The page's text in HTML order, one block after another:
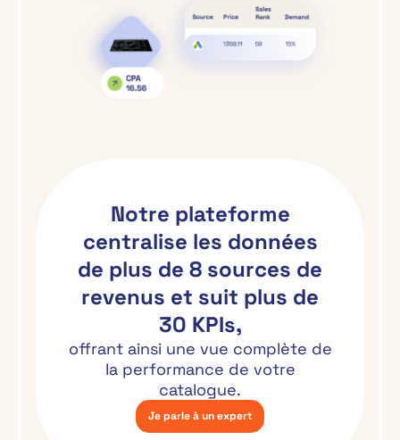
Notre plateforme
centralise les données
de plus de 8 sources de
revenus et suit plus de
30 KPIs,
offrant ainsi une vue complète de
la performance de votre
catalogue.
Je parle à un expert